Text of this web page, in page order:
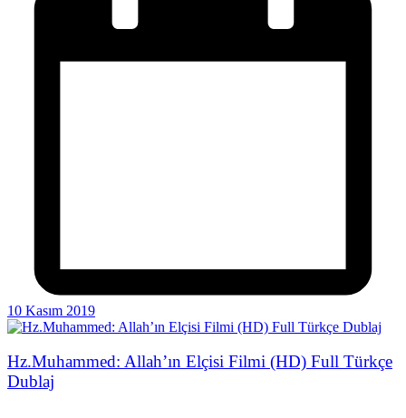
10 Kasım 2019
Hz.Muhammed: Allah’ın Elçisi Filmi (HD) Full Türkçe
Dublaj